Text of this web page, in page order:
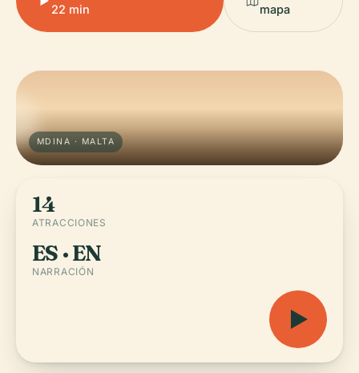
22 min
mapa
MDINA · MALTA
14
ATRACCIONES
ES · EN
NARRACIÓN